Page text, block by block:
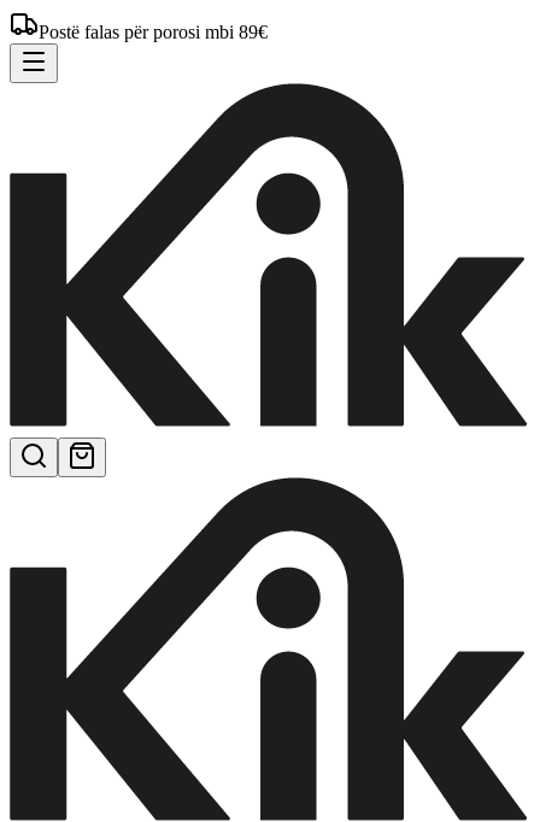
Postë falas për porosi mbi 89€